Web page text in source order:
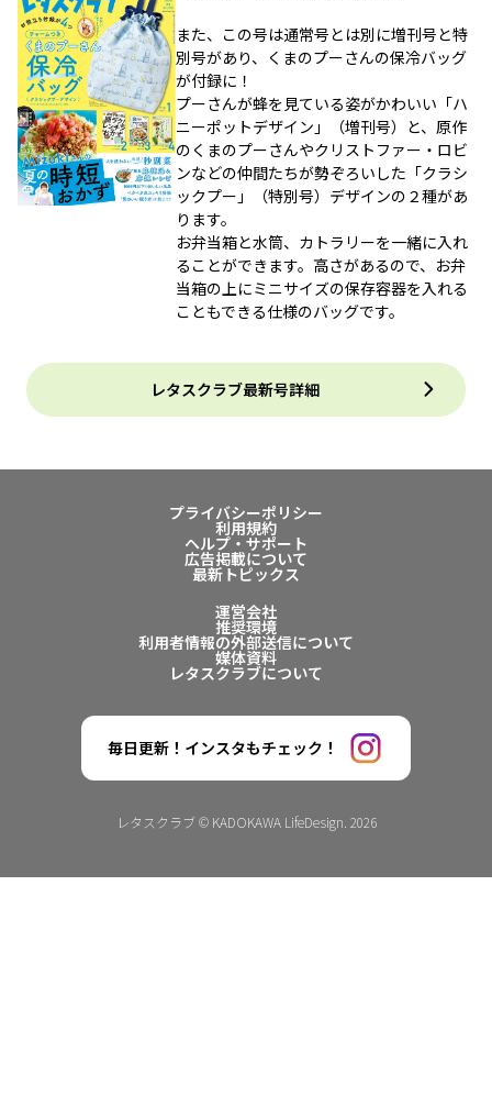
また、この号は通常号とは別に増刊号と特
別号があり、くまのプーさんの保冷バッグ
が付録に！
プーさんが蜂を見ている姿がかわいい「ハ
ニーポットデザイン」（増刊号）と、原作
のくまのプーさんやクリストファー・ロビ
ンなどの仲間たちが勢ぞろいした「クラシ
ックプー」（特別号）デザインの２種があ
ります。
お弁当箱と水筒、カトラリーを一緒に入れ
ることができます。高さがあるので、お弁
当箱の上にミニサイズの保存容器を入れる
こともできる仕様のバッグです。
レタスクラブ最新号詳細
プライバシーポリシー
利用規約
ヘルプ・サポート
広告掲載について
最新トピックス
運営会社
推奨環境
利用者情報の外部送信について
媒体資料
レタスクラブについて
毎日更新！インスタもチェック！
レタスクラブ © KADOKAWA LifeDesign. 2026